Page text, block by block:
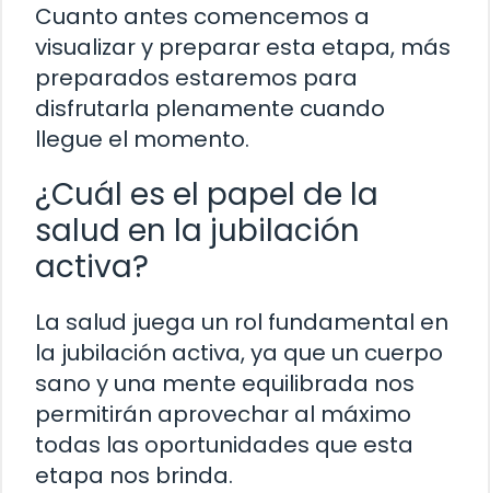
Cuanto antes comencemos a
visualizar y preparar esta etapa, más
preparados estaremos para
disfrutarla plenamente cuando
llegue el momento.
¿Cuál es el papel de la
salud en la jubilación
activa?
La salud juega un rol fundamental en
la jubilación activa, ya que un cuerpo
sano y una mente equilibrada nos
permitirán aprovechar al máximo
todas las oportunidades que esta
etapa nos brinda.